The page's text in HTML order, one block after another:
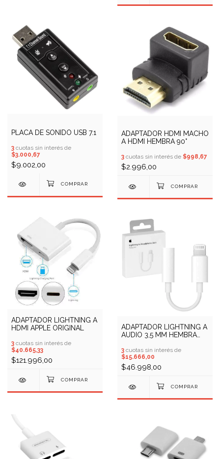
PLACA DE SONIDO USB 7.1
3 cuotas sin interés de
$3.000,67
$9.002,00
ADAPTADOR HDMI MACHO
A HDMI HEMBRA 90°
3 cuotas sin interés de $998,67
$2.996,00
ADAPTADOR LIGHTNING A
HDMI APPLE ORIGINAL
3 cuotas sin interés de
$40.665,33
$121.996,00
ADAPTADOR LIGHTNING A
AUDIO 3,5 MM HEMBRA
3 cuotas sin interés de
$15.666,00
$46.998,00